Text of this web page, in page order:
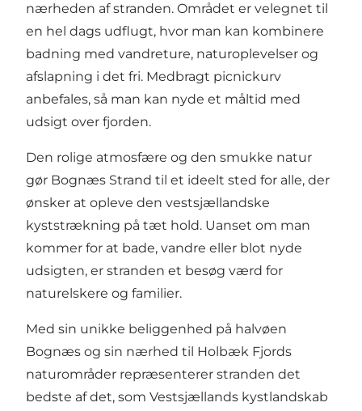
nærheden af stranden. Området er velegnet til
en hel dags udflugt, hvor man kan kombinere
badning med vandreture, naturoplevelser og
afslapning i det fri. Medbragt picnickurv
anbefales, så man kan nyde et måltid med
udsigt over fjorden.
Den rolige atmosfære og den smukke natur
gør Bognæs Strand til et ideelt sted for alle, der
ønsker at opleve den vestsjællandske
kyststrækning på tæt hold. Uanset om man
kommer for at bade, vandre eller blot nyde
udsigten, er stranden et besøg værd for
naturelskere og familier.
Med sin unikke beliggenhed på halvøen
Bognæs og sin nærhed til Holbæk Fjords
naturområder repræsenterer stranden det
bedste af det, som Vestsjællands kystlandskab